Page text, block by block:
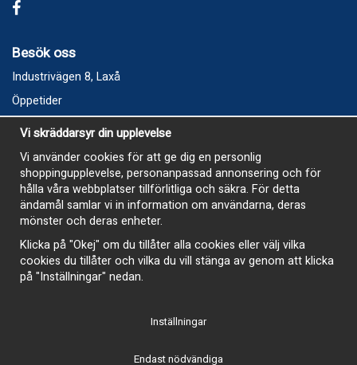
Besök oss
Industrivägen 8, Laxå
Öppetider
Vecka 32
Måndag kl 9-12, kl 13 - 15
Onsdag kl 9-12, kl 13 - 15
Tisdag, Tordag och Fredag stängt
E-Handelsbutiken är öppen och paket skickas hela
sommaren
Vi skräddarsyr din upplevelse
Vi använder cookies för att ge dig en personlig
shoppingupplevelse, personanpassad annonsering och för
hålla våra webbplatser tillförlitliga och säkra. För detta
ändamål samlar vi in information om användarna, deras
mönster och deras enheter.
Klicka på "Okej" om du tillåter alla cookies eller välj vilka
cookies du tillåter och vilka du vill stänga av genom att klicka
på "Inställningar" nedan.
Inställningar
Endast nödvändiga